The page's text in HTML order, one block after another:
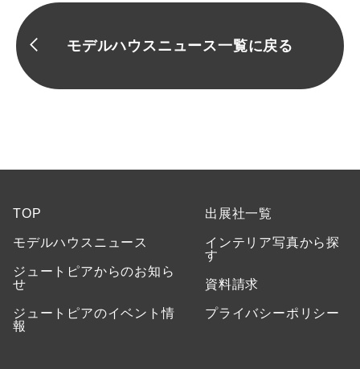
モデルハウスニュース一覧に戻る
TOP
モデルハウスニュース
ジュートピアからのお知ら
せ
ジュートピアのイベント情
報
出展社一覧
インテリア写真から探
す
資料請求
プライバシーポリシー